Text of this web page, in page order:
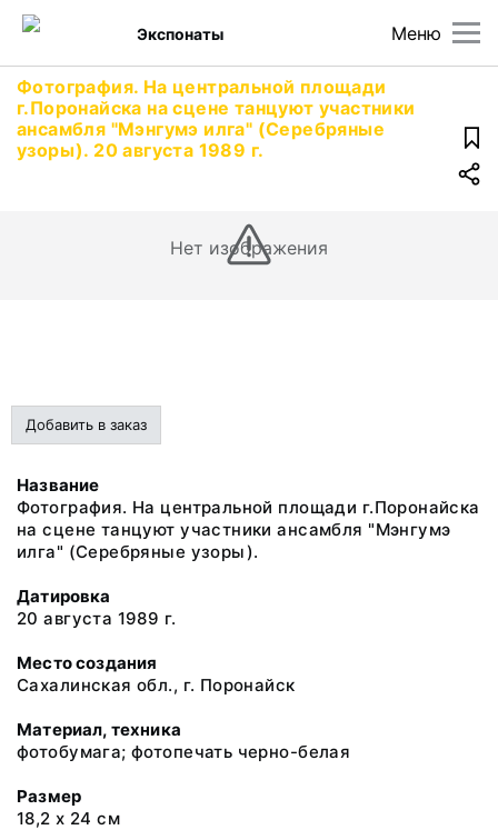
Меню
Экспонаты
Фотография. На центральной площади
г.Поронайска на сцене танцуют участники
ансамбля "Мэнгумэ илга" (Серебряные
узоры). 20 августа 1989 г.
Нет изображения
Добавить в заказ
Название
Фотография. На центральной площади г.Поронайска
на сцене танцуют участники ансамбля "Мэнгумэ
илга" (Серебряные узоры).
Датировка
20 августа 1989 г.
Место создания
Сахалинская обл., г. Поронайск
Материал, техника
фотобумага; фотопечать черно-белая
Размер
18,2 х 24 см